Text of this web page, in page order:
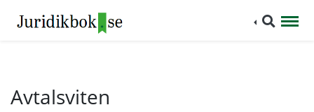
Avtalsviten